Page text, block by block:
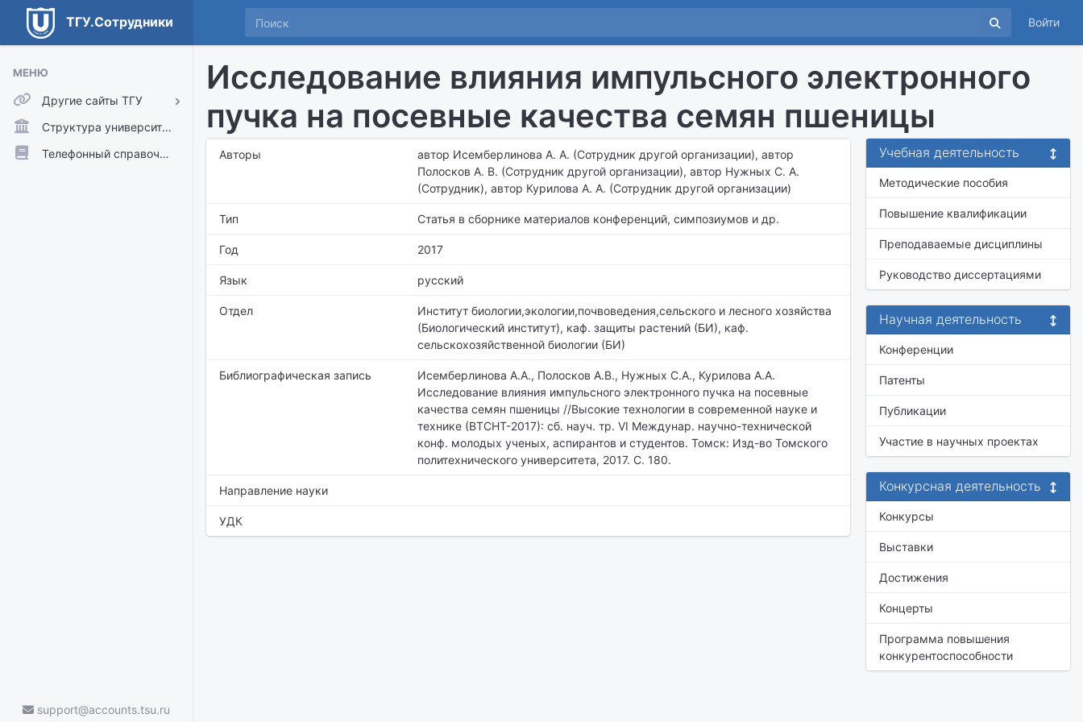
ТГУ.Сотрудники Войти
МЕНЮ
Другие сайты ТГУ
ТГУ.Аккаунты
ТГУ.Расписание
Структура университета
Телефонный справочник
support@accounts.tsu.ru
Исследование влияния импульсного электронного
пучка на посевные качества семян пшеницы
Авторы
автор Исемберлинова А. А. (Сотрудник другой организации), автор
Полосков А. В. (Сотрудник другой организации), автор Нужных С. А.
(Сотрудник), автор Курилова А. А. (Сотрудник другой организации)
Тип Статья в сборнике материалов конференций, симпозиумов и др.
Год 2017
Язык русский
Отдел
Институт биологии,экологии,почвоведения,сельского и лесного хозяйства
(Биологический институт), каф. защиты растений (БИ), каф.
сельскохозяйственной биологии (БИ)
Библиографическая запись
Исемберлинова А.А., Полосков А.В., Нужных С.А., Курилова А.А.
Исследование влияния импульсного электронного пучка на посевные
качества семян пшеницы //Высокие технологии в современной науке и
технике (ВТСНТ-2017): сб. науч. тр. VI Междунар. научно-технической
конф. молодых ученых, аспирантов и студентов. Томск: Изд-во Томского
политехнического университета, 2017. С. 180.
Направление науки
УДК
Учебная деятельность
Методические пособия
Повышение квалификации
Преподаваемые дисциплины
Руководство диссертациями
Научная деятельность
Конференции
Патенты
Публикации
Участие в научных проектах
Конкурсная деятельность
Конкурсы
Выставки
Достижения
Концерты
Программа повышения
конкурентоспособности